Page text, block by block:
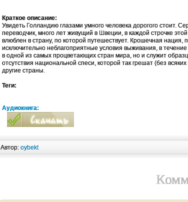
Краткое описание:
Увидеть Голландию глазами умного человека дорогого стоит.
переводчик, много лет живущий в Швеции, в каждой строчке
влюблен в страну, по которой путешествует. Крошечная нация,
исключительно неблагоприятные условия выживания, в течение
в одной из самых процветающих стран мира, но и служит
отсутствия национальной спеси, которой так грешат (без
другие страны.
Теги:
Аудиокнига:
Автор:oybekt